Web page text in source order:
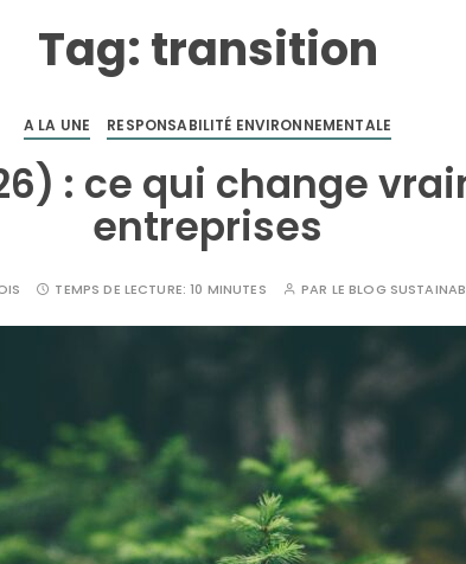
Tag: transition
A LA UNE RESPONSABILITÉ ENVIRONNEMENTALE
: ce qui change
entreprises
TEMPS DE LECTURE:10 MINUTES PAR LE BLOG